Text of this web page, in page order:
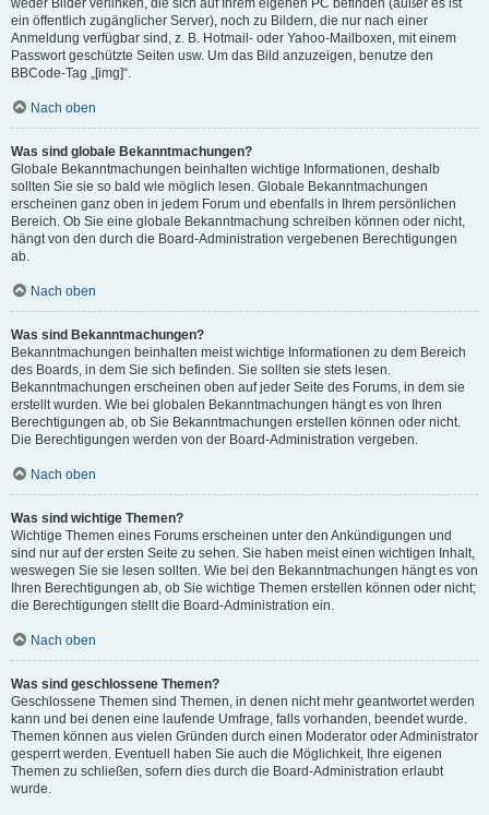
weder Bilder verlinken, die sich auf Ihrem eigenen PC befinden (außer es ist
ein öffentlich zugänglicher Server), noch zu Bildern, die nur nach einer
Anmeldung verfügbar sind, z. B. Hotmail- oder Yahoo-Mailboxen, mit einem
Passwort geschützte Seiten usw. Um das Bild anzuzeigen, benutze den
BBCode-Tag „[img]“.
Nach oben
Was sind globale Bekanntmachungen?
Globale Bekanntmachungen beinhalten wichtige Informationen, deshalb
sollten Sie sie so bald wie möglich lesen. Globale Bekanntmachungen
erscheinen ganz oben in jedem Forum und ebenfalls in Ihrem persönlichen
Bereich. Ob Sie eine globale Bekanntmachung schreiben können oder nicht,
hängt von den durch die Board-Administration vergebenen Berechtigungen
ab.
Nach oben
Was sind Bekanntmachungen?
Bekanntmachungen beinhalten meist wichtige Informationen zu dem Bereich
des Boards, in dem Sie sich befinden. Sie sollten sie stets lesen.
Bekanntmachungen erscheinen oben auf jeder Seite des Forums, in dem sie
erstellt wurden. Wie bei globalen Bekanntmachungen hängt es von Ihren
Berechtigungen ab, ob Sie Bekanntmachungen erstellen können oder nicht.
Die Berechtigungen werden von der Board-Administration vergeben.
Nach oben
Was sind wichtige Themen?
Wichtige Themen eines Forums erscheinen unter den Ankündigungen und
sind nur auf der ersten Seite zu sehen. Sie haben meist einen wichtigen Inhalt,
weswegen Sie sie lesen sollten. Wie bei den Bekanntmachungen hängt es von
Ihren Berechtigungen ab, ob Sie wichtige Themen erstellen können oder nicht;
die Berechtigungen stellt die Board-Administration ein.
Nach oben
Was sind geschlossene Themen?
Geschlossene Themen sind Themen, in denen nicht mehr geantwortet werden
kann und bei denen eine laufende Umfrage, falls vorhanden, beendet wurde.
Themen können aus vielen Gründen durch einen Moderator oder Administrator
gesperrt werden. Eventuell haben Sie auch die Möglichkeit, Ihre eigenen
Themen zu schließen, sofern dies durch die Board-Administration erlaubt
wurde.